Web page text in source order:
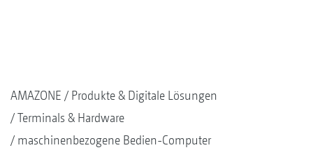
AMAZONE
Produkte & Digitale Lösungen
Terminals & Hardware
maschinenbezogene Bedien-Computer